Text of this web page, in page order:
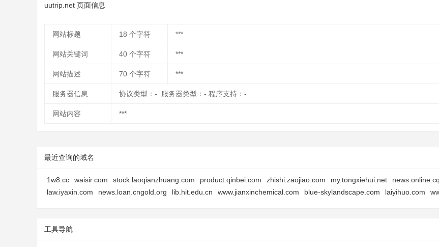
uutrip.net 页面信息
网站标题 18 个字符 ***
网站关键词 40 个字符 ***
网站描述 70 个字符 ***
服务器信息 协议类型：- 服务器类型：- 程序支持：-
网站内容 ***
最近查询的域名
1w8.cc waisir.com stock.laoqianzhuang.com product.qinbei.com zhishi.zaojiao.com my.tongxiehui.net
law.iyaxin.com
news.loan.cngold.org lib.hit.edu.cn www.jianxinchemical.com blue-skylandscape.com laiyihuo.com
工具导航